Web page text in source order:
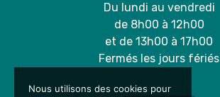
Du lundi au vendredi
de 8h00 à 12h00
et de 13h00 à 17h00
Fermés les jours fériés
Nous utilisons des cookies pour